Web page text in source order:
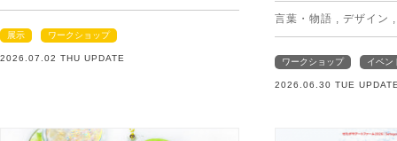
展示 ワークショップ
2026.07.02 THU UPDATE
言葉・物語 , デザイン
ワークショップ イベン
2026.06.30 TUE